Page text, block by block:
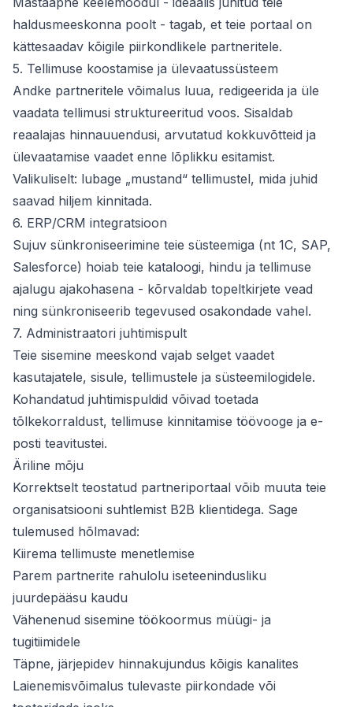
haldusmeeskonna poolt - tagab, et teie portaal on
kättesaadav kõigile piirkondlikele partneritele.
5. Tellimuse koostamise ja ülevaatussüsteem
Andke partneritele võimalus luua, redigeerida ja üle
vaadata tellimusi struktureeritud voos. Sisaldab
reaalajas hinnauuendusi, arvutatud kokkuvõtteid ja
ülevaatamise vaadet enne lõplikku esitamist.
Valikuliselt: lubage „mustand“ tellimustel, mida juhid
saavad hiljem kinnitada.
6. ERP/CRM integratsioon
Sujuv sünkroniseerimine teie süsteemiga (nt 1C, SAP,
Salesforce) hoiab teie kataloogi, hindu ja tellimuse
ajalugu ajakohasena - kõrvaldab topeltkirjete vead
ning sünkroniseerib tegevused osakondade vahel.
7. Administraatori juhtimispult
Teie sisemine meeskond vajab selget vaadet
kasutajatele, sisule, tellimustele ja süsteemilogidele.
Kohandatud juhtimispuldid võivad toetada
tõlkekorraldust, tellimuse kinnitamise töövooge ja e-
posti teavitustei.
Äriline mõju
Korrektselt teostatud partneriportaal võib muuta teie
organisatsiooni suhtlemist B2B klientidega. Sage
tulemused hõlmavad:
Kiirema tellimuste menetlemise
Parem partnerite rahulolu iseteenindusliku
juurdepääsu kaudu
Vähenenud sisemine töökoormus müügi- ja
tugitiimidele
Täpne, järjepidev hinnakujundus kõigis kanalites
Laienemisvõimalus tulevaste piirkondade või